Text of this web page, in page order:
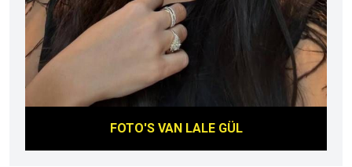
FOTO'S VAN LALE GÜL